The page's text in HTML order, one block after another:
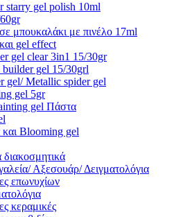
starry gel polish 10ml
μπουκαλάκι με πινέλο 17ml
gel effect
gel clear 3in1 15/30gr
builder gel 15/30grl
gel/ Metallic spider gel
gel 5gr
gel Πάστα
Blooming gel
διακοσμητικά
Αξεσουάρ/ Δειγματολόγια
επωνυχίων
κεραμικές